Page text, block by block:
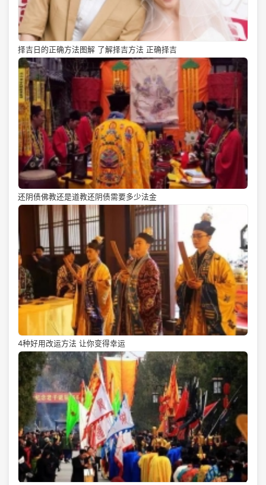
择吉日的正确方法图解 了解择吉方法 正确择吉
还阴债佛教还是道教还阴债需要多少法金
4种好用改运方法 让你变得幸运